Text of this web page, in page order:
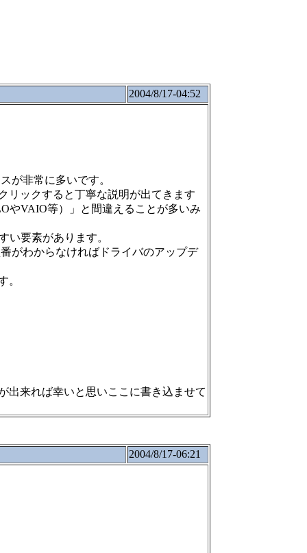
2004/8/17-04:52
が非常に多いです。
リックすると丁寧な説明が出てきます
やVAIO等）」と間違えることが多いみ
い要素があります。
がわからなければドライバのアップデ
。
出来れば幸いと思いここに書き込ませて
2004/8/17-06:21